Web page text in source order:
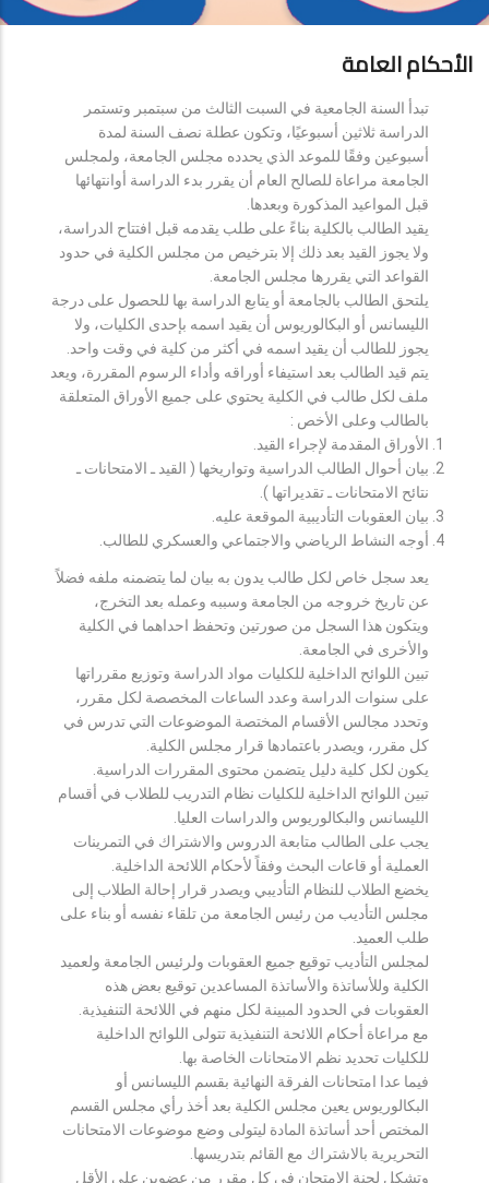
الأحكام العامة
تبدأ السنة الجامعية في السبت الثالث من سبتمبر وتستمر
الدراسة ثلاثين أسبوعيًا، وتكون عطلة نصف السنة لمدة
أسبوعين وفقًا للموعد الذي يحدده مجلس الجامعة، ولمجلس
الجامعة مراعاة للصالح العام أن يقرر بدء الدراسة أوانتهائها
قبل المواعيد المذكورة وبعدها.
يقيد الطالب بالكلية بناءً على طلب يقدمه قبل افتتاح الدراسة،
ولا يجوز القيد بعد ذلك إلا بترخيص من مجلس الكلية في حدود
القواعد التي يقررها مجلس الجامعة.
يلتحق الطالب بالجامعة أو يتابع الدراسة بها للحصول على درجة
الليسانس أو البكالوريوس أن يقيد اسمه بإحدى الكليات، ولا
يجوز للطالب أن يقيد اسمه في أكثر من كلية في وقت واحد.
يتم قيد الطالب بعد استيفاء أوراقه وأداء الرسوم المقررة، ويعد
ملف لكل طالب في الكلية يحتوي على جميع الأوراق المتعلقة
بالطالب وعلى الأخص :
الأوراق المقدمة لإجراء القيد.
بيان أحوال الطالب الدراسية وتواريخها ( القيد ـ الامتحانات ـ
نتائح الامتحانات ـ تقديراتها ).
بيان العقوبات التأديبية الموقعة عليه.
أوجه النشاط الرياضي والاجتماعي والعسكري للطالب.
يعد سجل خاص لكل طالب يدون به بيان لما يتضمنه ملفه فضلاً
عن تاريخ خروجه من الجامعة وسببه وعمله بعد التخرج،
ويتكون هذا السجل من صورتين وتحفظ احداهما في الكلية
والأخرى في الجامعة.
تبين اللوائح الداخلية للكليات مواد الدراسة وتوزيع مقرراتها
على سنوات الدراسة وعدد الساعات المخصصة لكل مقرر،
وتحدد مجالس الأقسام المختصة الموضوعات التي تدرس في
كل مقرر، ويصدر باعتمادها قرار مجلس الكلية.
يكون لكل كلية دليل يتضمن محتوى المقررات الدراسية.
تبين اللوائح الداخلية للكليات نظام التدريب للطلاب في أقسام
الليسانس والبكالوريوس والدراسات العليا.
يجب على الطالب متابعة الدروس والاشتراك في التمرينات
العملية أو قاعات البحث وفقاً لأحكام اللائحة الداخلية.
يخضع الطلاب للنظام التأديبي ويصدر قرار إحالة الطلاب إلى
مجلس التأديب من رئيس الجامعة من تلقاء نفسه أو بناء على
طلب العميد.
لمجلس التأديب توقيع جميع العقوبات ولرئيس الجامعة ولعميد
الكلية وللأساتذة والأساتذة المساعدين توقيع بعض هذه
العقوبات في الحدود المبينة لكل منهم في اللائحة التنفيذية.
مع مراعاة أحكام اللائحة التنفيذية تتولى اللوائح الداخلية
للكليات تحديد نظم الامتحانات الخاصة بها.
فيما عدا امتحانات الفرقة النهائية بقسم الليسانس أو
البكالوريوس يعين مجلس الكلية بعد أخذ رأي مجلس القسم
المختص أحد أساتذة المادة ليتولى وضع موضوعات الامتحانات
التحريرية بالاشتراك مع القائم بتدريسها.
وتشكل لجنة الإمتحان في كل مقرر من عضوين على الأقل